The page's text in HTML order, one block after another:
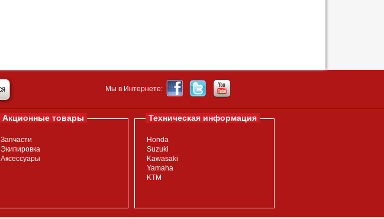
Мы в Интернете:
Акционные товары
Запчасти
Экипировка
Аксессуары
Техническая информация
Honda
Suzuki
Kawasaki
Yamaha
KTM